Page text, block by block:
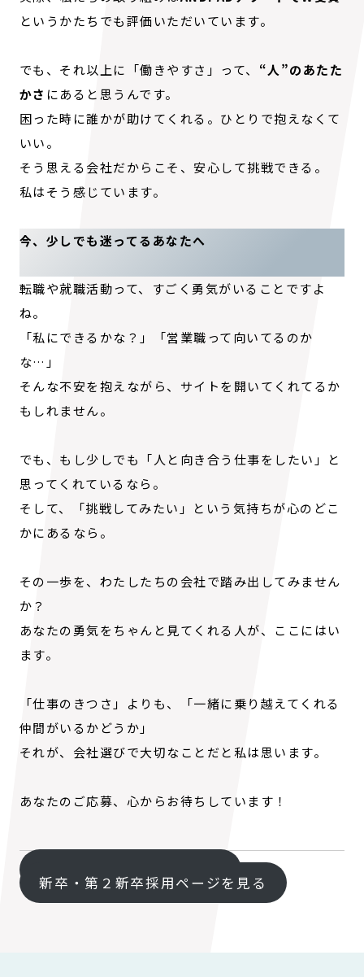
というかたちでも評価いただいています。
でも、それ以上に「働きやすさ」って、 “人”のあたた
かさ にあると思うんです。
困った時に誰かが助けてくれる。ひとりで抱えなくて
いい。
そう思える会社だからこそ、安心して挑戦できる。
私はそう感じています。
今、少しでも迷ってるあなたへ
転職や就職活動って、すごく勇気がいることですよ
ね。
「私にできるかな？」「営業職って向いてるのか
な…」
そんな不安を抱えながら、サイトを開いてくれてるか
もしれません。
でも、もし少しでも「人と向き合う仕事をしたい」と
思ってくれているなら。
そして、「挑戦してみたい」という気持ちが心のどこ
かにあるなら。
その一歩を、わたしたちの会社で踏み出してみません
か？
あなたの勇気をちゃんと見てくれる人が、ここにはい
ます。
「仕事のきつさ」よりも、「一緒に乗り越えてくれる
仲間がいるかどうか」
それが、会社選びで大切なことだと私は思います。
あなたのご応募、心からお待ちしています！
新卒・第２新卒採用ページを見る